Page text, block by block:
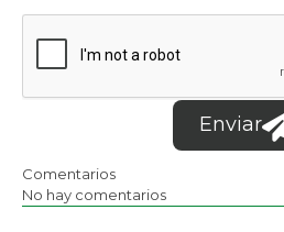
Enviar
Comentarios
No hay comentarios